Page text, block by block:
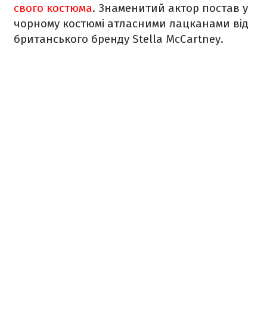
свого костюма. Знаменитий актор постав у
чорному костюмі атласними лацканами від
британського бренду Stella McCartney.